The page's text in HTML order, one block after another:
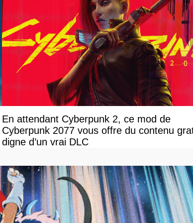
En attendant Cyberpunk 2, ce mod de
Cyberpunk 2077 vous offre du contenu
digne d’un vrai DLC